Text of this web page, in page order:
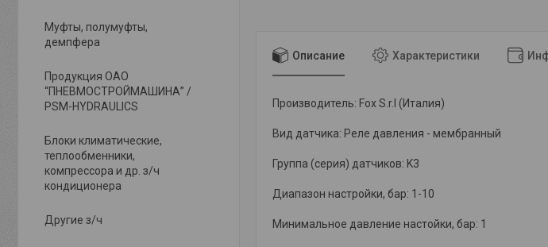
Описание Характеристики
Производитель: Fox S.r.l (Италия)
Вид датчика: Реле давления - мембранный
Группа (серия) датчиков: K3
Диапазон настройки, бар: 1-10
Минимальное давление настойки, бар: 1
Муфты, полумуфты,
демпфера
Продукция ОАО
“ПНЕВМОСТРОЙМАШИНА” /
PSM-HYDRAULICS
Блоки климатические,
теплообменники,
компрессора и др. з/ч
кондиционера
Другие з/ч